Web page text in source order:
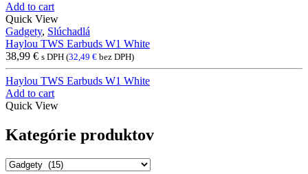
Add to cart
Quick View
Gadgety, Slúchadlá
Haylou TWS Earbuds W1 White
38,99 € s DPH (32,49 € bez DPH)
Haylou TWS Earbuds W1 White
Add to cart
Quick View
Kategórie produktov